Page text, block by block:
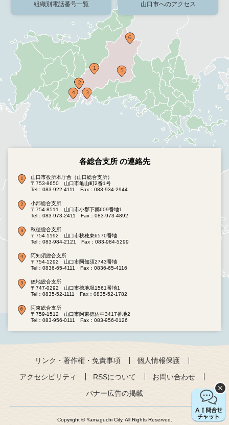
組織別電話番号一覧 山口市へのアクセス
各総合支所 の連絡先
山口市役所本庁舎（山口総合支所）
〒753-8650 山口市亀山町2番1号
Tel：083-922-4111
Fax：083-934-2944
小郡総合支所
〒754-8511 山口市小郡下郷609番地1
Tel：083-973-2411
Fax：083-973-4892
秋穂総合支所
〒754-1192 山口市秋穂東6570番地
Tel：083-984-2121
Fax：083-984-5299
阿知須総合支所
〒754-1292 山口市阿知須2743番地
Tel：0836-65-4111
Fax：0836-65-4116
徳地総合支所
〒747-0292 山口市徳地堀1561番地1
Tel：0835-52-1111
Fax：0835-52-1782
阿東総合支所
〒759-1512 山口市阿東徳佐中3417番地2
Tel：083-956-0111
Fax：083-956-0126
リンク・著作権・免責事項
個人情報保護
アクセシビリティ
RSSについて
お問い合わせ
バナー広告の掲載
Copyright © Yamaguchi City. All Rights Reserved.